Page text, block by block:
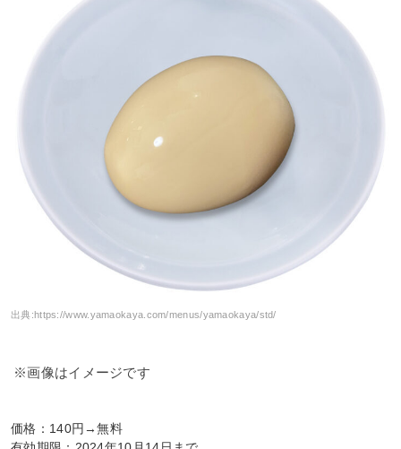
出典:https://www.yamaokaya.com/menus/yamaokaya/std/
※画像はイメージです
価格：140円→無料